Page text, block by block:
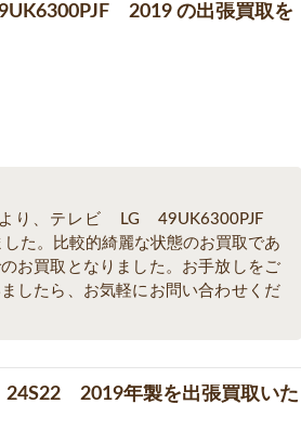
2019 の出張買取を
より、テレビ LG 49UK6300PJF
た。比較的綺麗な状態のお買取であ
お買取となりました。お手放しをご
したら、お気軽にお問い合わせくだ
2019年製を出張買取いた